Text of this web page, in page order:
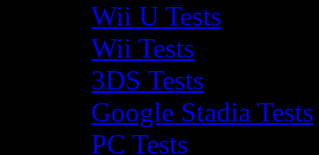
Wii U Tests
Wii Tests
3DS Tests
Google Stadia Tests
PC Tests